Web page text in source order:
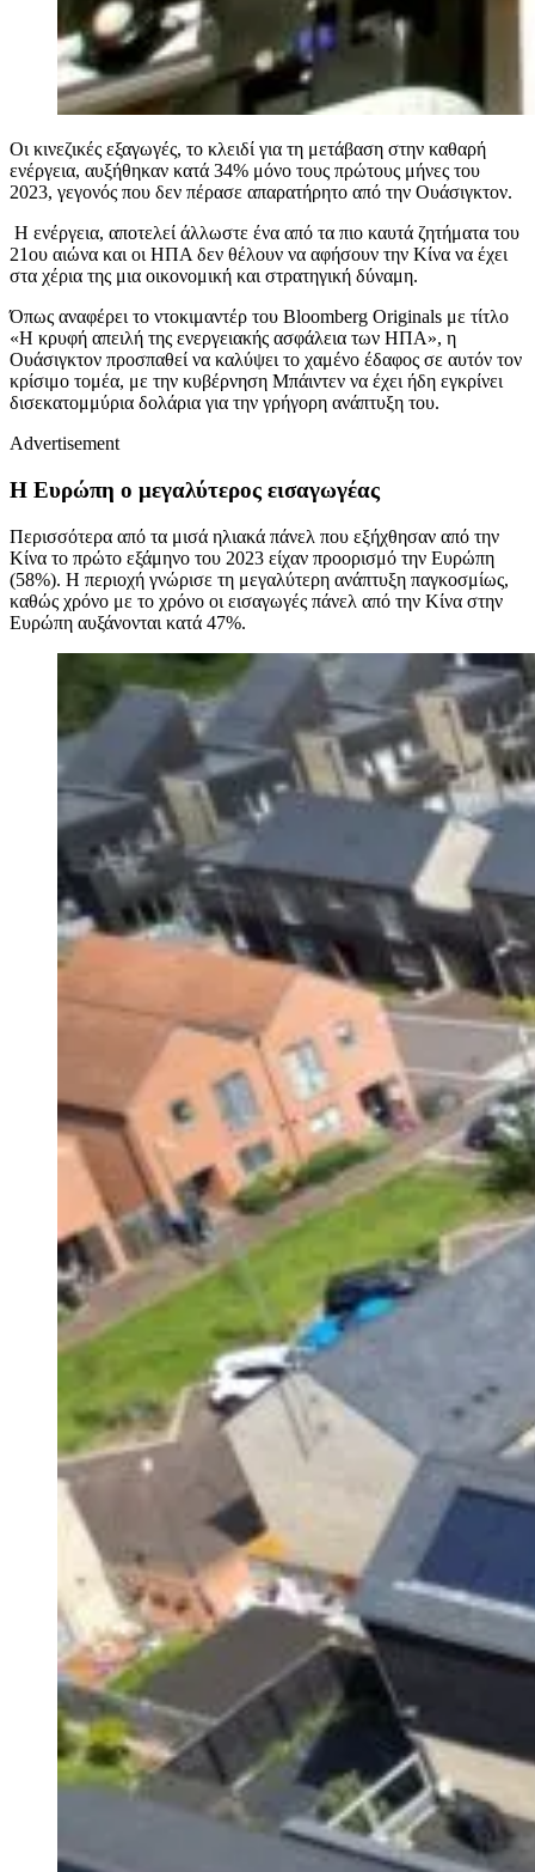
Οι κινεζικές εξαγωγές, το κλειδί για τη μετάβαση στην καθαρή
ενέργεια, αυξήθηκαν κατά 34% μόνο τους πρώτους μήνες του
2023, γεγονός που δεν πέρασε απαρατήρητο από την Ουάσιγκτον.
Η ενέργεια, αποτελεί άλλωστε ένα από τα πιο καυτά ζητήματα του
21ου αιώνα και οι ΗΠΑ δεν θέλουν να αφήσουν την Κίνα να έχει
στα χέρια της μια οικονομική και στρατηγική δύναμη.
Όπως αναφέρει το ντοκιμαντέρ του Bloomberg Originals με τίτλο
«Η κρυφή απειλή της ενεργειακής ασφάλεια των ΗΠΑ», η
Ουάσιγκτον προσπαθεί να καλύψει το χαμένο έδαφος σε αυτόν τον
κρίσιμο τομέα, με την κυβέρνηση Μπάιντεν να έχει ήδη εγκρίνει
δισεκατομμύρια δολάρια για την γρήγορη ανάπτυξη του.
Advertisement
Η Ευρώπη ο μεγαλύτερος εισαγωγέας
Περισσότερα από τα μισά ηλιακά πάνελ που εξήχθησαν από την
Κίνα το πρώτο εξάμηνο του 2023 είχαν προορισμό την Ευρώπη
(58%). Η περιοχή γνώρισε τη μεγαλύτερη ανάπτυξη παγκοσμίως,
καθώς χρόνο με το χρόνο οι εισαγωγές πάνελ από την Κίνα στην
Ευρώπη αυξάνονται κατά 47%.